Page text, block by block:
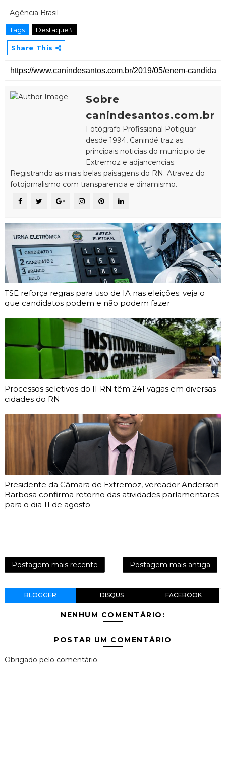
Agência Brasil
Tags Destaque#
Share This
Sobre
canindesantos.com.br
Fotógrafo Profissional Potiguar
desde 1994, Canindé traz as
principais noticias do municipio de
Extremoz e adjancencias.
Registrando as mais belas paisagens do RN. Atravez do
fotojornalismo com transparencia e dinamismo.
TSE reforça regras para uso de IA nas eleições; veja o
que candidatos podem e não podem fazer
Processos seletivos do IFRN têm 241 vagas em diversas
cidades do RN
Presidente da Câmara de Extremoz, vereador Anderson
Barbosa confirma retorno das atividades parlamentares
para o dia 11 de agosto
Postagem mais recente Postagem mais antiga
BLOGGER DISQUS FACEBOOK
NENHUM COMENTÁRIO:
POSTAR UM COMENTÁRIO
Obrigado pelo comentário.